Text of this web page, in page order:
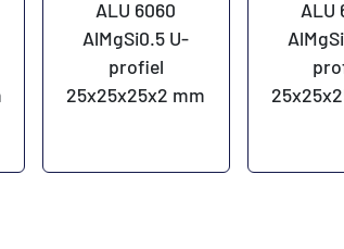
ALU 6060
AlMgSi0.5 U-
profiel
25x25x25x2 mm
ALU